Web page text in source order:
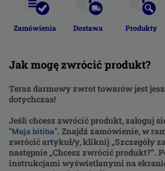
Zamówienia Dostawa Produkty
Jak mogę zwrócić produkt?
Teraz darmowy zwrot towarów jest
dotychczas!
Jeśli chcesz zwrócić produkt, zaloguj
"Moja bitiba". Znajdź zamówienie, w
zwrócić artykuł/y, kliknij „Szczegóły
następnie „Chcesz zwrócić produkt?”.
instrukcjami wyświetlanymi na